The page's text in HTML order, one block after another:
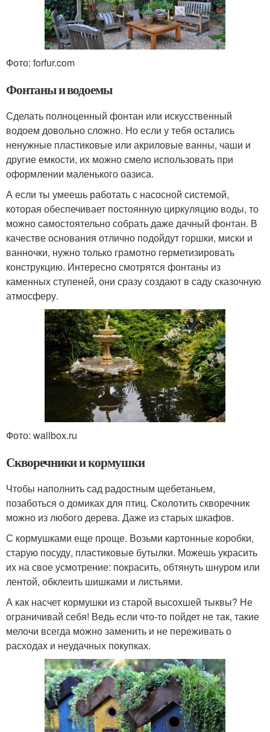
Фото: forfur.com
Фонтаны и водоемы
Сделать полноценный фонтан или искусственный
водоем довольно сложно. Но если у тебя остались
ненужные пластиковые или акриловые ванны, чаши и
другие емкости, их можно смело использовать при
оформлении маленького оазиса.
А если ты умеешь работать с насосной системой,
которая обеспечивает постоянную циркуляцию воды, то
можно самостоятельно собрать даже дачный фонтан. В
качестве основания отлично подойдут горшки, миски и
ванночки, нужно только грамотно герметизировать
конструкцию. Интересно смотрятся фонтаны из
каменных ступеней, они сразу создают в саду сказочную
атмосферу.
Фото: wallbox.ru
Скворечники и кормушки
Чтобы наполнить сад радостным щебетаньем,
позаботься о домиках для птиц. Сколотить скворечник
можно из любого дерева. Даже из старых шкафов.
С кормушками еще проще. Возьми картонные коробки,
старую посуду, пластиковые бутылки. Можешь украсить
их на свое усмотрение: покрасить, обтянуть шнуром или
лентой, обклеить шишками и листьями.
А как насчет кормушки из старой высохшей тыквы? Не
ограничивай себя! Ведь если что-то пойдет не так, такие
мелочи всегда можно заменить и не переживать о
расходах и неудачных покупках.